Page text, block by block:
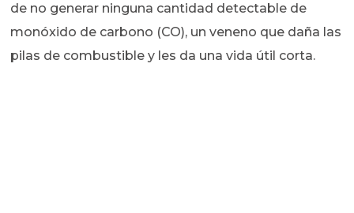
de no generar ninguna cantidad detectable de
monóxido de carbono (CO), un veneno que daña las
pilas de combustible y les da una vida útil corta.